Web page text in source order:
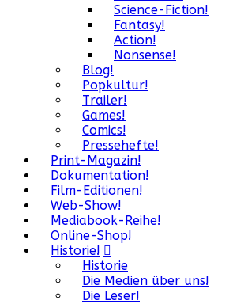
Science-Fiction!
Fantasy!
Action!
Nonsense!
Blog!
Popkultur!
Trailer!
Games!
Comics!
Pressehefte!
Print-Magazin!
Dokumentation!
Film-Editionen!
Web-Show!
Mediabook-Reihe!
Online-Shop!
Historie!
Historie
Die Medien über uns!
Die Leser!